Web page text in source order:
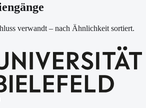
verwandt – nach Ähnlichkeit sortiert.